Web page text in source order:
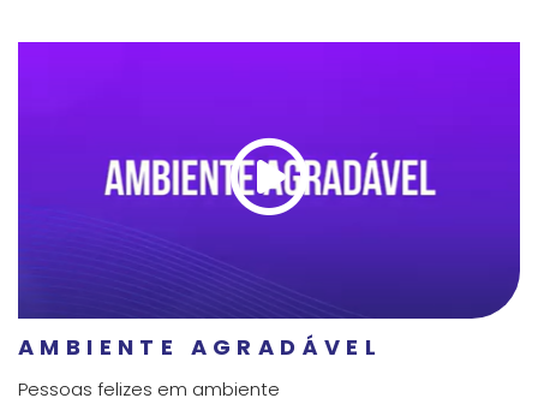
AMBIENTE AGRADÁVEL
Pessoas felizes em ambiente